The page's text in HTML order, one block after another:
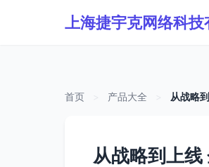
上海捷宇克网络科技
首页 产品大全 从战略
从战略到上